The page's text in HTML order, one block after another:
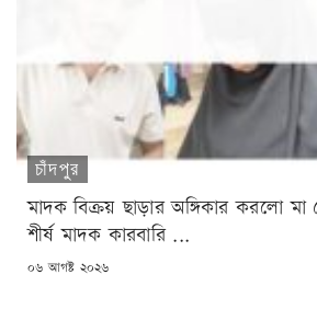
চাঁদপুর
মাদক বিক্রয় ছাড়ার অঙ্গিকার করলো মা
শীর্ষ মাদক কারবারি ...
POSTED
০৬ আগষ্ট ২০২৬